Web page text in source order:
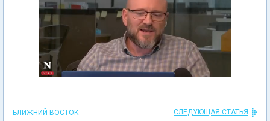
БЛИЖНИЙ ВОСТОК СЛЕДУЮЩАЯ СТАТЬЯ